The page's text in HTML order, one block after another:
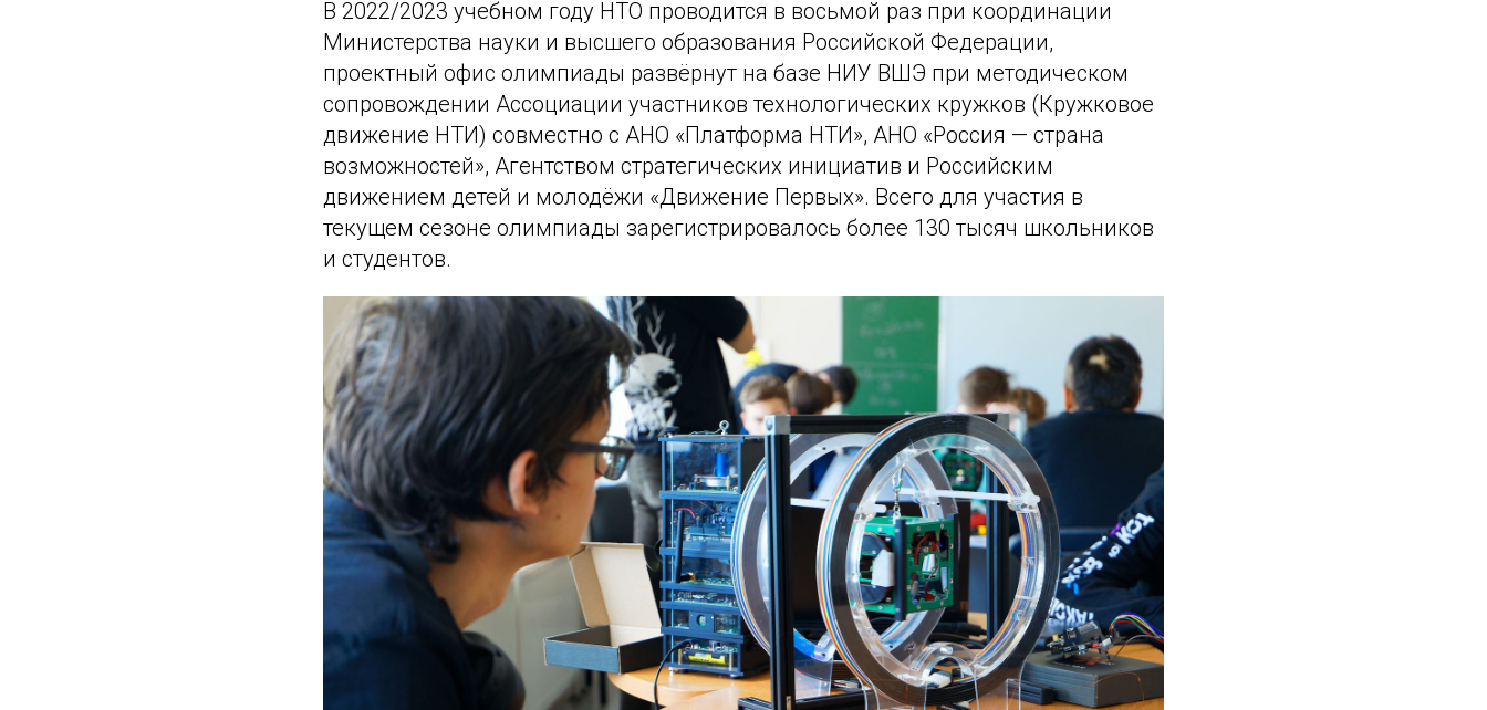
В 2022/2023 учебном году НТО проводится в восьмой раз при координации
Министерства науки и высшего образования Российской Федерации,
проектный офис олимпиады развёрнут на базе НИУ ВШЭ при методическом
сопровождении Ассоциации участников технологических кружков (Кружковое
движение НТИ) совместно с АНО «Платформа НТИ», АНО «Россия — страна
возможностей», Агентством стратегических инициатив и Российским
движением детей и молодёжи «Движение Первых». Всего для участия в
текущем сезоне олимпиады зарегистрировалось более 130 тысяч школьников
и студентов.